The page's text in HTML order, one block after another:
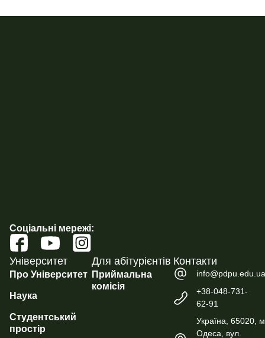
Соціальні мережі:
Університет
Про Університет
Наука
Студентський
простір
Для абітурієнтів
Приймальна
комісія
Контакти
+38-048-731-
62-91
Україна, 65020,
Одеса, вул.